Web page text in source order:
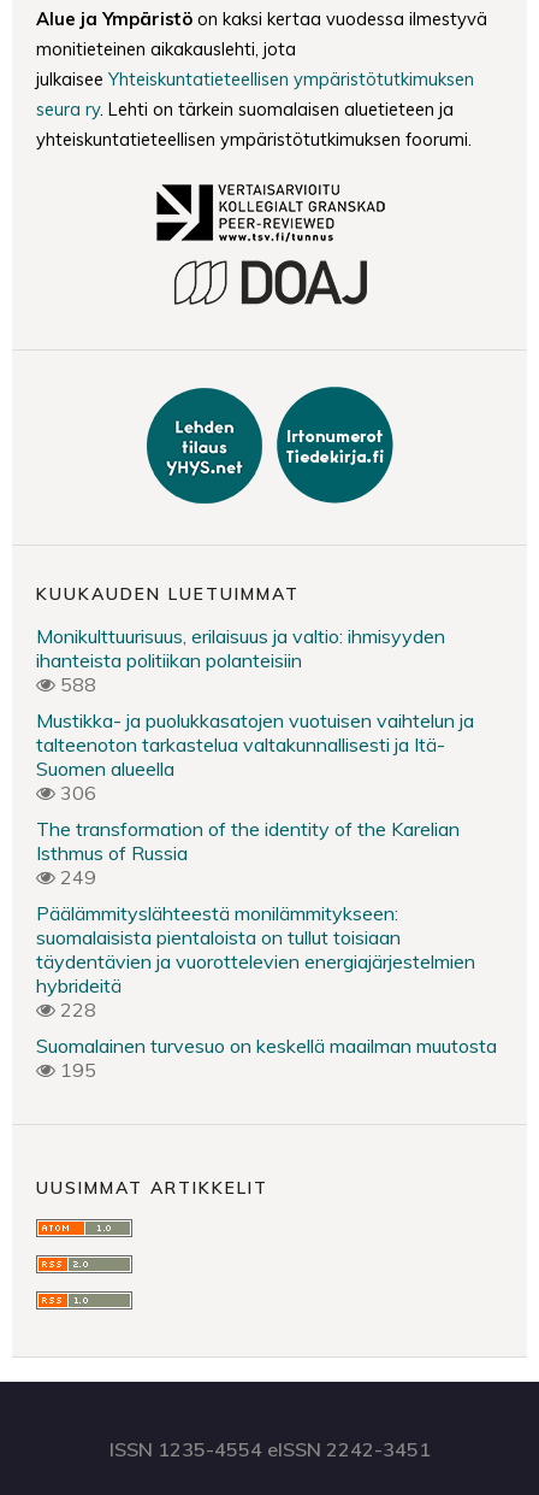
Alue ja Ympäristö on kaksi kertaa vuodessa ilmestyvä
monitieteinen aikakauslehti, jota
julkaisee Yhteiskuntatieteellisen ympäristötutkimuksen
seura ry. Lehti on tärkein suomalaisen aluetieteen ja
yhteiskuntatieteellisen ympäristötutkimuksen foorumi.
KUUKAUDEN LUETUIMMAT
Monikulttuurisuus, erilaisuus ja valtio: ihmisyyden
ihanteista politiikan polanteisiin
588
Mustikka- ja puolukkasatojen vuotuisen vaihtelun ja
talteenoton tarkastelua valtakunnallisesti ja Itä-
Suomen alueella
306
The transformation of the identity of the Karelian
Isthmus of Russia
249
Päälämmityslähteestä monilämmitykseen:
suomalaisista pientaloista on tullut toisiaan
täydentävien ja vuorottelevien energiajärjestelmien
hybrideitä
228
Suomalainen turvesuo on keskellä maailman muutosta
195
UUSIMMAT ARTIKKELIT
ISSN 1235-4554 eISSN 2242-3451